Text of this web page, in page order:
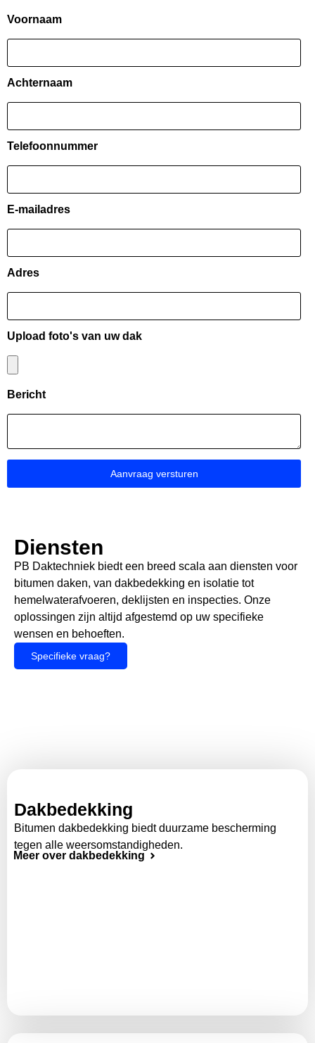
Voornaam
Achternaam
Telefoonnummer
E-mailadres
Adres
Upload foto's van uw dak
Bericht
Aanvraag versturen
Diensten
PB Daktechniek biedt een breed scala aan diensten voor
bitumen daken, van dakbedekking en isolatie tot
hemelwaterafvoeren, deklijsten en inspecties. Onze
oplossingen zijn altijd afgestemd op uw specifieke
wensen en behoeften.
Specifieke vraag?
Dakbedekking
Bitumen dakbedekking biedt duurzame bescherming
tegen alle weersomstandigheden.
Meer over dakbedekking